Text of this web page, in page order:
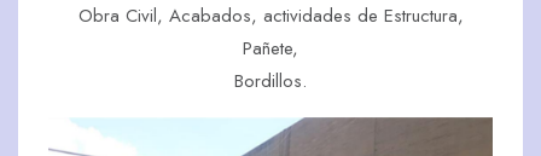
Obra Civil, Acabados, actividades de Estructura,
Pañete,
Bordillos.